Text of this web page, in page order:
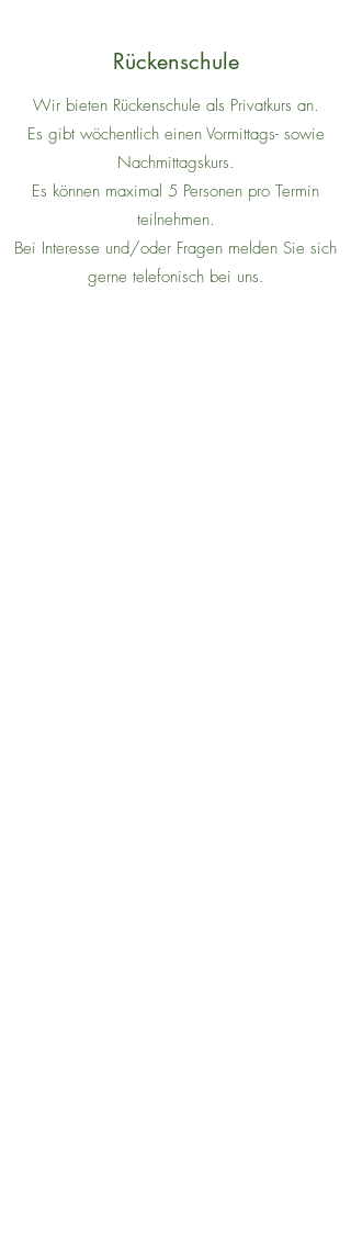
Rückenschule
Wir bieten Rückenschule als Privatkurs an.
Es gibt wöchentlich einen Vormittags- sowie
Nachmittagskurs.
Es können maximal 5 Personen pro Termin
teilnehmen.
Bei Interesse und/oder Fragen melden Sie sich
gerne telefonisch bei uns.